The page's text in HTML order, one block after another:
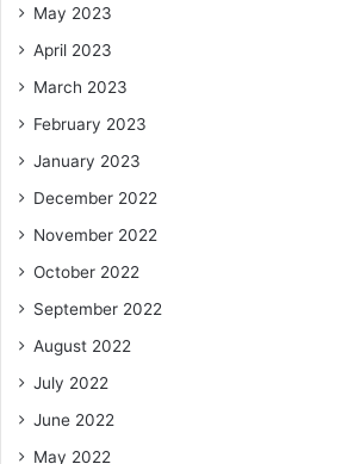
May 2023
April 2023
March 2023
February 2023
January 2023
December 2022
November 2022
October 2022
September 2022
August 2022
July 2022
June 2022
May 2022